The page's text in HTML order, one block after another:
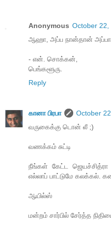
Anonymous October 22,
ஆஹா, அப்ப நான்தான்
- என். சொக்கன்,
பெங்களூரு.
Reply
கானா பிரபா
October
வருகைக்கு டொன் லீ ;)
வணக்கம் சுட்டி
நீங்கள் கேட்ட ஜெயச்சித்ரா
எல்லாப் பாட்டுமே கலக்கல்.
ஆயில்ஸ்
மன்றம் சார்பில் சேர்த்த